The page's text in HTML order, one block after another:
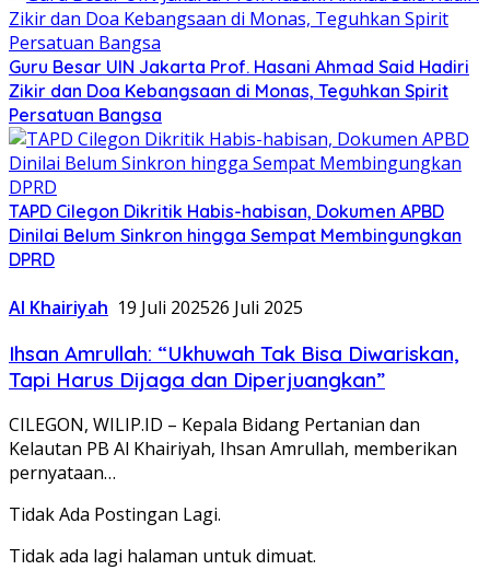
Guru Besar UIN Jakarta Prof. Hasani Ahmad Said Hadiri
Zikir dan Doa Kebangsaan di Monas, Teguhkan Spirit
Persatuan Bangsa
TAPD Cilegon Dikritik Habis-habisan, Dokumen APBD
Dinilai Belum Sinkron hingga Sempat Membingungkan
DPRD
Al Khairiyah 19 Juli 202526 Juli 2025
Ihsan Amrullah: “Ukhuwah Tak Bisa Diwariskan,
Tapi Harus Dijaga dan Diperjuangkan”
CILEGON, WILIP.ID – Kepala Bidang Pertanian dan
Kelautan PB Al Khairiyah, Ihsan Amrullah, memberikan
pernyataan…
Tidak Ada Postingan Lagi.
Tidak ada lagi halaman untuk dimuat.